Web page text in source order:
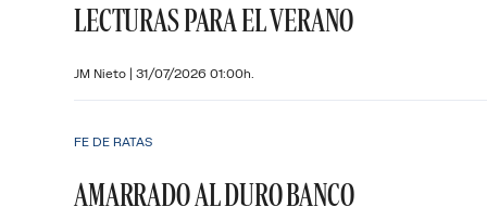
LECTURAS PARA EL VERANO
JM Nieto | 31/07/2026 01:00h.
FE DE RATAS
AMARRADO AL DURO BANCO